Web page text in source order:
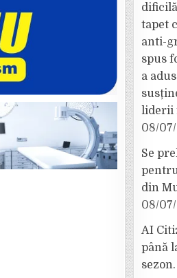
tapet
anti-
spus
a
liderii
08/
Se
din
08/
AI
până
sezon.